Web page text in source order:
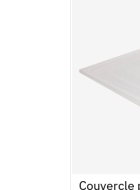
Couvercle